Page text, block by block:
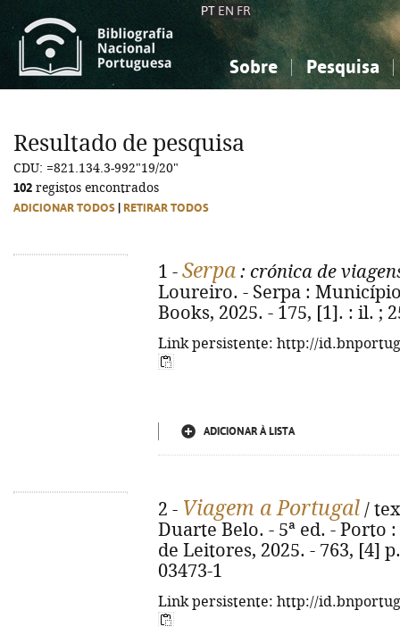
PT EN FR
Sobre Pesquisa
Ciências sociais...
Ciências sociais...
Resultado de pesquisa
CDU: =821.134.3-992"19/20"
102 registos encontrados
ADICIONAR TODOS RETIRAR TODOS
1 - Serpa : crónica de
Loureiro. - Serpa :
Books, 2025. - 175, [1]. : il. ;
Link persistente: http://
ADICIONAR À LISTA
2 - Viagem a Portugal /
Duarte Belo. - 5ª ed. - Porto
de Leitores, 2025. - 763, [4]
03473-1
Link persistente: http://